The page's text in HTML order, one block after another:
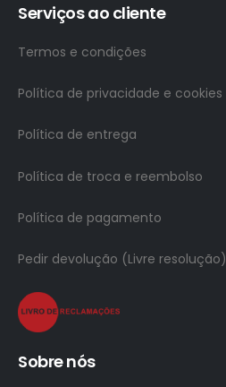
Serviços ao cliente
Termos e condições
Política de privacidade e cookies
Política de entrega
Política de troca e reembolso
Política de pagamento
Pedir devolução (Livre resolução)
Sobre nós